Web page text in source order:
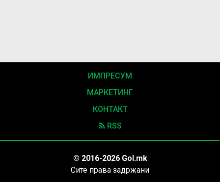
ИМПРЕСУМ
МАРКЕТИНГ
КОНТАКТ
RSS
© 2016-2026 Gol.mk
Сите права задржани